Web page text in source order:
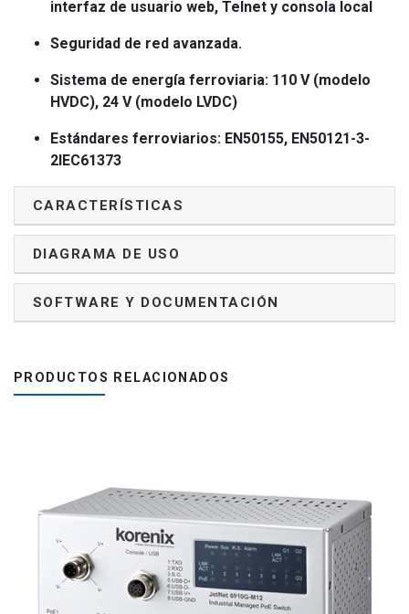
interfaz de usuario web, Telnet y consola local
Seguridad de red avanzada.
Sistema de energía ferroviaria: 110 V (modelo
HVDC), 24 V (modelo LVDC)
Estándares ferroviarios: EN50155, EN50121-3-
2IEC61373
CARACTERÍSTICAS
DIAGRAMA DE USO
SOFTWARE Y DOCUMENTACIÓN
PRODUCTOS RELACIONADOS